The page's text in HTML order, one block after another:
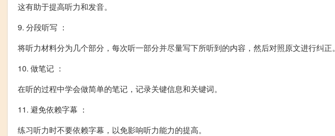
这有助于提高听力和发音。
9. 分段听写 ：
将听力材料分为几个部分，每次听一部分并尽量写下所听到的内容，然后对照原文进行纠正。
10. 做笔记 ：
在听的过程中学会做简单的笔记，记录关键信息和关键词。
11. 避免依赖字幕 ：
练习听力时不要依赖字幕，以免影响听力能力的提高。